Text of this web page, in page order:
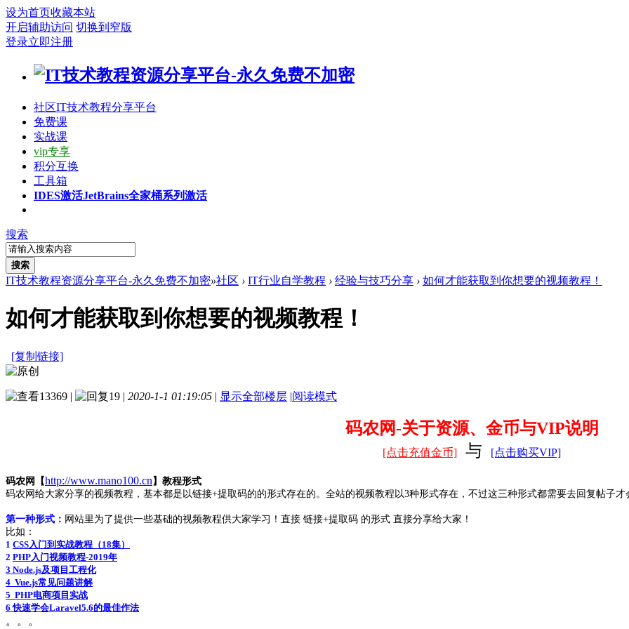
设为首页收藏本站
开启辅助访问 切换到窄版
登录立即注册
社区IT技术教程分享平台
免费课
实战课
vip专享
积分互换
工具箱
IDES激活JetBrains全家桶系列激活
搜索
搜索
IT技术教程资源分享平台-永久免费不加密»社区 › IT行业自学教程 › 经验与技巧分享 › 如何才能获取到你想要的视频教程！
如何才能获取到你想要的视频教程！
[复制链接]
13369 | 19 | 2020-1-1 01:19:05 | 显示全部楼层 |阅读模式
码农网-关于资源、金币与VIP说明
[点击充值金币] 与 [点击购买VIP]
码农网【http://www.mano100.cn 】教程形式
码农网给大家分享的视频教程，基本都是以链接+提取码的的形式存在的。全站的视频教程以3种形式存在，不过这三种形式都需要去回复帖子才
第一种形式： 网站里为了提供一些基础的视频教程供大家学习！直接 链接+提取码 的形式 直接分享给大家！
比如：
1 CSS入门到实战教程（18集）
2 PHP入门视频教程-2019年
3 Node.js及项目工程化
4 Vue.js常见问题讲解
5 PHP电商项目实战
6 快速学会Laravel5.6的最佳作法
。。。